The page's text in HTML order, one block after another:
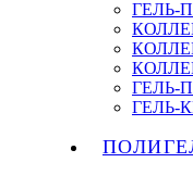
ГЕЛЬ-
ГЕЛЬ-
ГЕЛЬ-